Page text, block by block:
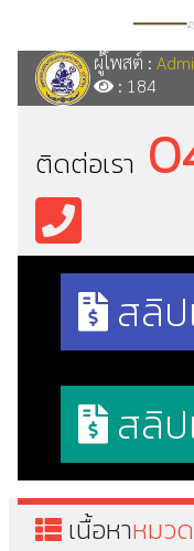
ผู้โพสต์ :
: 184
ติดต่อเรา
สลิป
สลิป
เนื้อหาหมว